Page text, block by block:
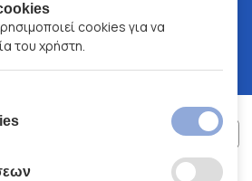
Α.Ε.
cookies για να
του χρήστη.